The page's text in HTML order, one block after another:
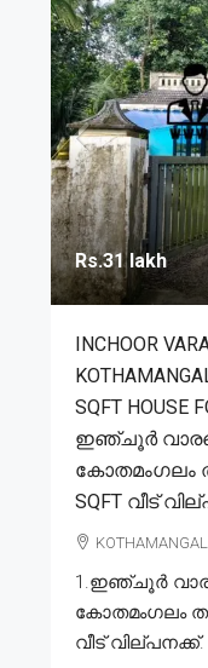
Rs.31 lakh
INCHOOR
SQFT HOUSE
ഇഞ്ചൂർ
കോതമംഗലം
SQFT വീട്
1.ഇഞ്ചൂർ
കോതമംഗലം
വീട് വില്പനക്ക്.